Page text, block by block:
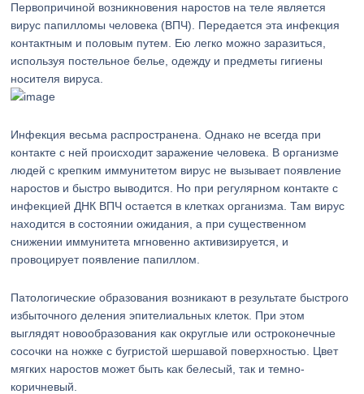
Первопричиной возникновения наростов на теле является
вирус папилломы человека (ВПЧ). Передается эта инфекция
контактным и половым путем. Ею легко можно заразиться,
используя постельное белье, одежду и предметы гигиены
носителя вируса.
Инфекция весьма распространена. Однако не всегда при
контакте с ней происходит заражение человека. В организме
людей с крепким иммунитетом вирус не вызывает появление
наростов и быстро выводится. Но при регулярном контакте с
инфекцией ДНК ВПЧ остается в клетках организма. Там вирус
находится в состоянии ожидания, а при существенном
снижении иммунитета мгновенно активизируется, и
провоцирует появление папиллом.
Патологические образования возникают в результате быстрого
избыточного деления эпителиальных клеток. При этом
выглядят новообразования как округлые или остроконечные
сосочки на ножке с бугристой шершавой поверхностью. Цвет
мягких наростов может быть как белесый, так и темно-
коричневый.